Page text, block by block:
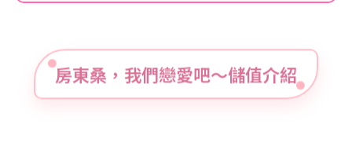
房東桑，我們戀愛吧～儲值介紹